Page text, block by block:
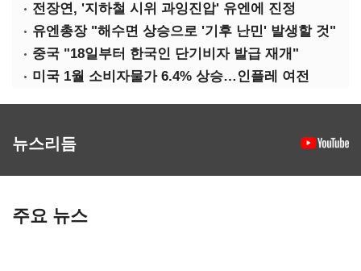
전장연, '지하철 시위 과잉진압' 유엔에 진정
유엔총장 "해수면 상승으로 '기후 난민' 발생할 것"
중국 "18일부터 한국인 단기비자 발급 재개"
미국 1월 소비자물가 6.4% 상승…인플레 여전
뉴스리듬
주요 뉴스